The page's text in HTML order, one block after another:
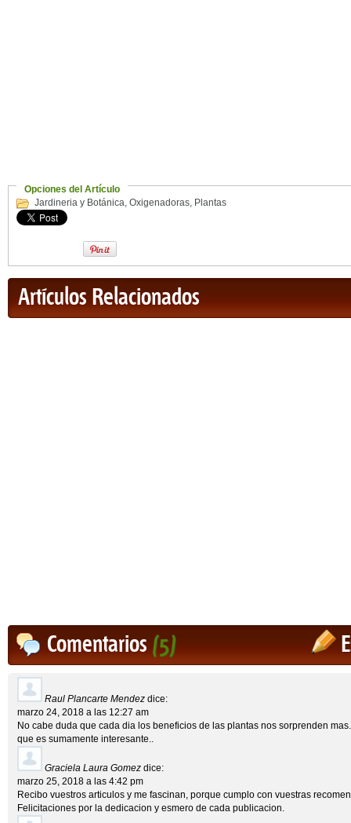
Opciones del Artículo
Jardineria y Botánica Oxigenadoras Plantas
Artículos Relacionados
Comentarios(5)
Raul Plancarte Mendez dice:
marzo 24, 2018 a las 12:27 am
No cabe duda que cada dia los beneficios de las plantas nos sorprenden
que es sumamente interesante..
Graciela Laura Gomez dice:
marzo 25, 2018 a las 4:42 pm
Recibo vuestros articulos y me fascinan, porque cumplo con vuestras
Felicitaciones por la dedicacion y esmero de cada publicacion.